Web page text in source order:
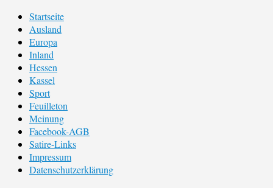
Startseite
Ausland
Europa
Inland
Hessen
Kassel
Sport
Feuilleton
Meinung
Facebook-AGB
Satire-Links
Impressum
Datenschutzerklärung